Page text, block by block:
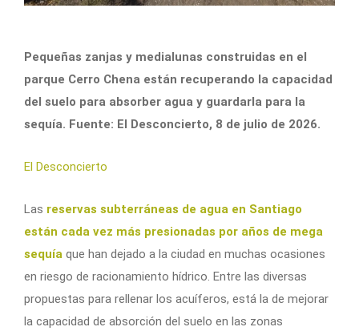
Pequeñas zanjas y medialunas construidas en el
parque Cerro Chena están recuperando la capacidad
del suelo para absorber agua y guardarla para la
sequía. Fuente: El Desconcierto, 8 de julio de 2026.
El Desconcierto
Las reservas subterráneas de agua en Santiago
están cada vez más presionadas por años de mega
sequía que han dejado a la ciudad en muchas ocasiones
en riesgo de racionamiento hídrico. Entre las diversas
propuestas para rellenar los acuíferos, está la de mejorar
la capacidad de absorción del suelo en las zonas